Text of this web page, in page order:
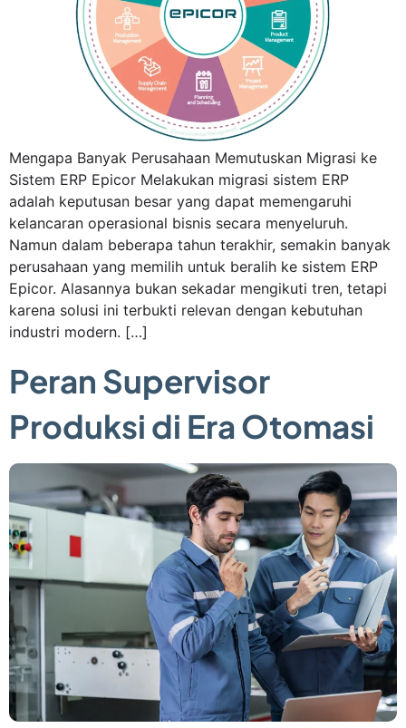
Mengapa Banyak Perusahaan Memutuskan Migrasi ke
Sistem ERP Epicor Melakukan migrasi sistem ERP
adalah keputusan besar yang dapat memengaruhi
kelancaran operasional bisnis secara menyeluruh.
Namun dalam beberapa tahun terakhir, semakin banyak
perusahaan yang memilih untuk beralih ke sistem ERP
Epicor. Alasannya bukan sekadar mengikuti tren, tetapi
karena solusi ini terbukti relevan dengan kebutuhan
industri modern. […]
Peran Supervisor
Produksi di Era Otomasi